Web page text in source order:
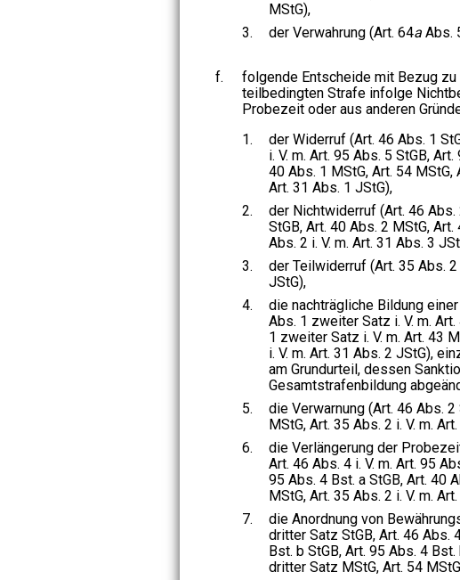
MStG),
3.
der Verwahrung (Art. 64aAbs.
f.
folgende Entscheide mit Bezug
teilbedingten Strafe infolge
Probezeit oder aus anderen
1.
der Widerruf (Art. 46 Abs. 1
i. V. m. Art. 95 Abs. 5 StGB,
40 Abs. 1 MStG, Art. 54 MStG,
Art. 31 Abs. 1 JStG),
2.
der Nichtwiderruf (Art. 46 Abs.
StGB, Art. 40 Abs. 2 MStG, Art.
Abs. 2 i. V. m. Art. 31 Abs. 3
3.
der Teilwiderruf (Art. 35 Abs. 2
JStG),
4.
die nachträgliche Bildung
Abs. 1 zweiter Satz i. V. m. Art.
1 zweiter Satz i. V. m. Art. 43
i. V. m. Art. 31 Abs. 2 JStG),
am Grundurteil, dessen
Gesamtstrafenbildung
5.
die Verwarnung (Art. 46 Abs. 2
MStG, Art. 35 Abs. 2 i. V. m.
6.
die Verlängerung der
Art. 46 Abs. 4 i. V. m. Art. 95
95 Abs. 4 Bst. a StGB, Art. 40
MStG, Art. 35 Abs. 2 i. V. m.
7.
die Anordnung von
dritter Satz StGB, Art. 46 Abs.
Bst. b StGB, Art. 95 Abs. 4
dritter Satz MStG, Art. 54